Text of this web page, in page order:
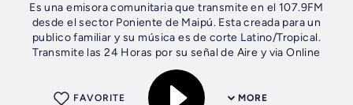
Es una emisora comunitaria que transmite en el 107.9FM
desde el sector Poniente de Maipú. Esta creada para un
publico familiar y su música es de corte Latino/Tropical.
Transmite las 24 Horas por su señal de Aire y via Online
MORE
FAVORITE